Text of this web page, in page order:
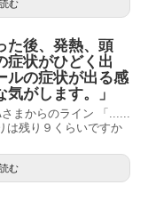
む
た後、発熱、頭
症状がひどく出
ルの症状が出る感
がします。」
まからのライン 「......
は残り９くらいですか
む